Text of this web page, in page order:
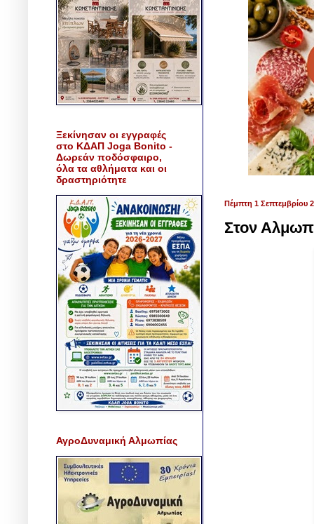
Πέμπτη 1 Σεπτεμβρίου
Στον
Ξεκίνησαν οι εγγραφές
στο ΚΔΑΠ Joga Bonito -
Δωρεάν ποδόσφαιρο,
όλα τα αθλήματα και οι
δραστηριότητε
ΑγροΔυναμική Αλμωπίας